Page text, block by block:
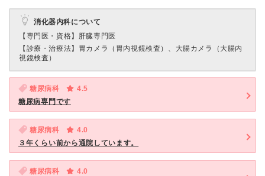
消化器内科について
【専門医・資格】 肝臓専門医
【診療・治療法】 胃カメラ（胃内視鏡検査）、大腸カメラ（大腸内
視鏡検査）
糖尿病科
4.5
糖尿病専門です
糖尿病科
4.0
３年くらい前から通院しています。
糖尿病科
4.0